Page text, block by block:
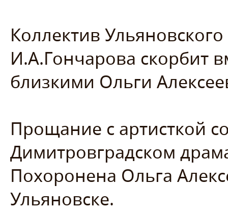
Коллектив
И.А.Гончарова скорбит
близкими Ольги
Прощание с артисткой
Димитровградском
Похоронена Ольга
Ульяновске.